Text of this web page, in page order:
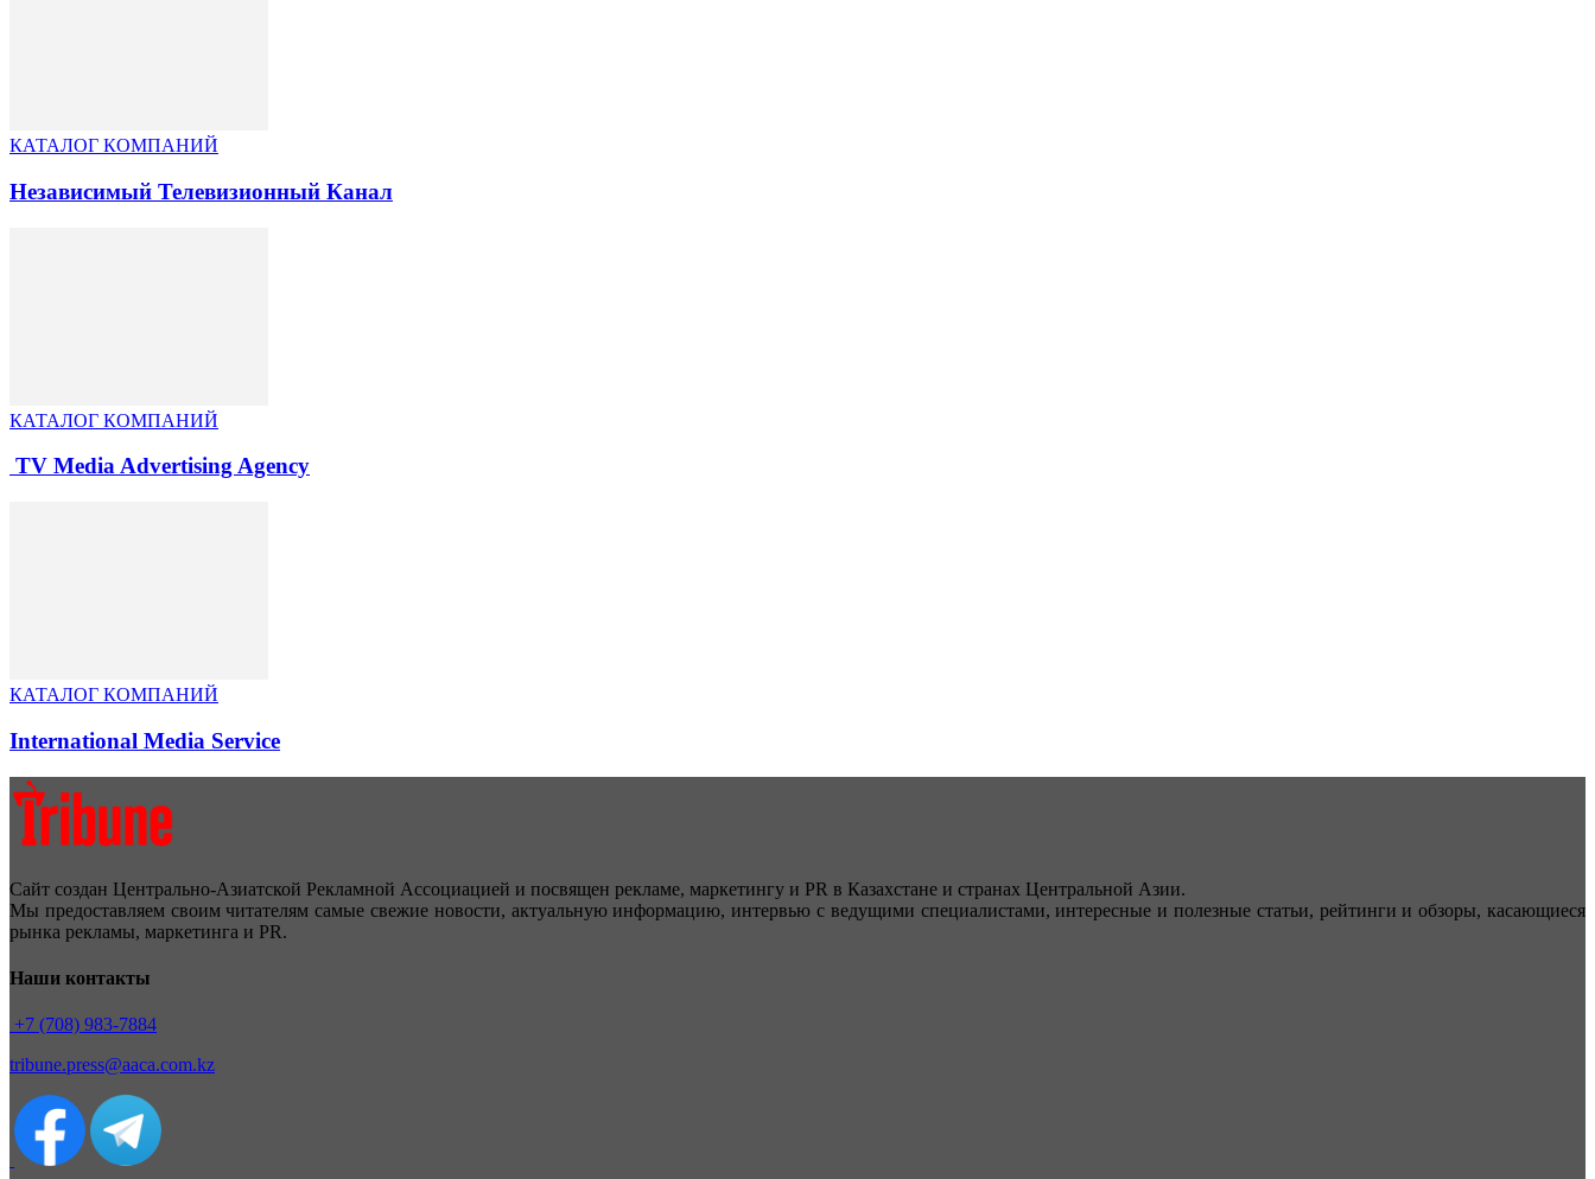
КАТАЛОГ КОМПАНИЙ
Независимый Телевизионный Канал
КАТАЛОГ КОМПАНИЙ
TV Media Advertising Agency
КАТАЛОГ КОМПАНИЙ
International Media Service
Сайт создан Центрально-Азиатской Рекламной Ассоциацией и посвящен рекламе, маркетингу и PR в Казахстане и странах Центральной Азии.
Мы предоставляем своим читателям самые свежие новости, актуальную информацию, интервью с ведущими специалистами, интересные и полезные статьи, рейтинги и обзоры, касающиеся
рынка рекламы, маркетинга и PR.
Наши контакты
+7 (708) 983-7884
tribune.press@aaca.com.kz